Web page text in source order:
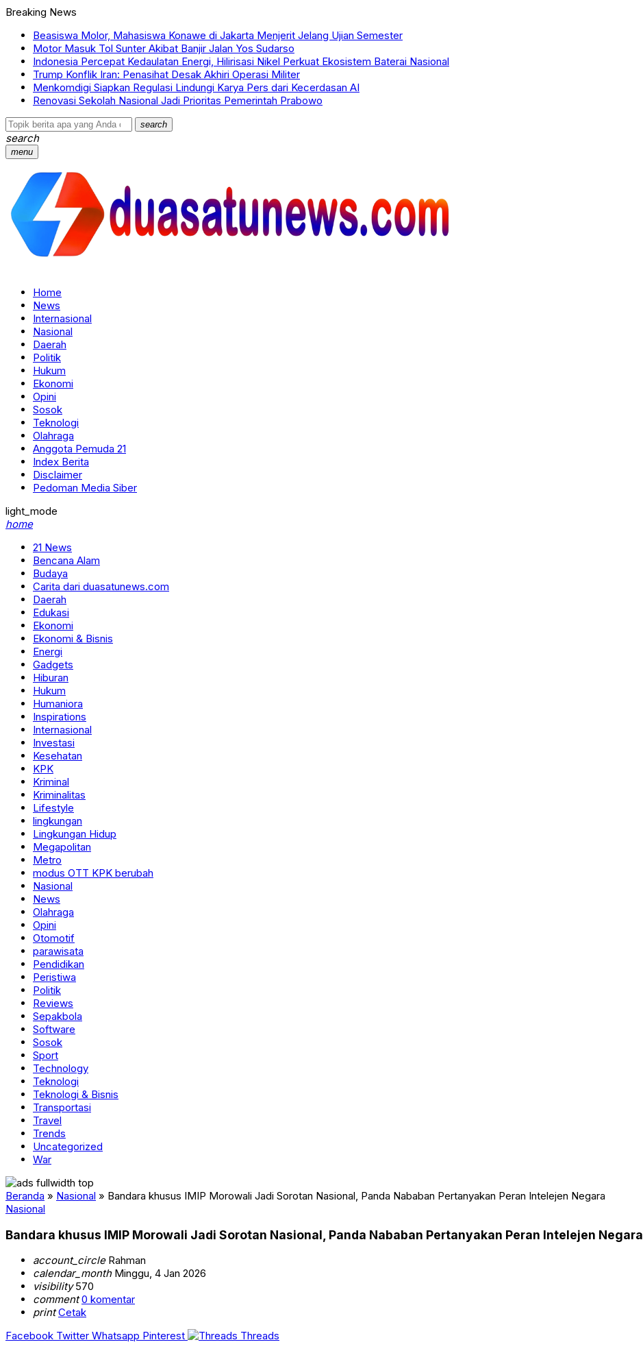
Breaking News
Beasiswa Molor, Mahasiswa Konawe di Jakarta Menjerit Jelang Ujian Semester
Motor Masuk Tol Sunter Akibat Banjir Jalan Yos Sudarso
Indonesia Percepat Kedaulatan Energi, Hilirisasi Nikel Perkuat Ekosistem Baterai Nasional
Trump Konflik Iran: Penasihat Desak Akhiri Operasi Militer
Menkomdigi Siapkan Regulasi Lindungi Karya Pers dari Kecerdasan AI
Renovasi Sekolah Nasional Jadi Prioritas Pemerintah Prabowo
search
search
menu
Home
News
Internasional
Nasional
Daerah
Politik
Hukum
Ekonomi
Opini
Sosok
Teknologi
Olahraga
Anggota Pemuda 21
Index Berita
Disclaimer
Pedoman Media Siber
light_mode
home
21 News
Bencana Alam
Budaya
Carita dari duasatunews.com
Daerah
Edukasi
Ekonomi
Ekonomi & Bisnis
Energi
Gadgets
Hiburan
Hukum
Humaniora
Inspirations
Internasional
Investasi
Kesehatan
KPK
Kriminal
Kriminalitas
Lifestyle
lingkungan
Lingkungan Hidup
Megapolitan
Metro
modus OTT KPK berubah
Nasional
News
Olahraga
Opini
Otomotif
parawisata
Pendidikan
Peristiwa
Politik
Reviews
Sepakbola
Software
Sosok
Sport
Technology
Teknologi
Teknologi & Bisnis
Transportasi
Travel
Trends
Uncategorized
War
Beranda » Nasional » Bandara khusus IMIP Morowali Jadi Sorotan Nasional, Panda Nababan Pertanyakan Peran Intelejen Negara
Nasional
Bandara khusus IMIP Morowali Jadi Sorotan Nasional, Panda Nababan Pertanyakan Peran Intelejen Negara
account_circleRahman
calendar_monthMinggu, 4 Jan 2026
visibility570
comment 0 komentar
print Cetak
Facebook Twitter Whatsapp Pinterest
Threads